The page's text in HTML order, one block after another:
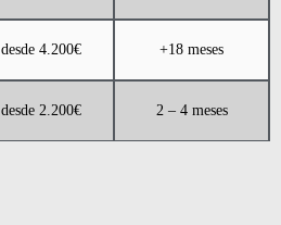
desde 4.200€ +18 meses
desde 2.200€ 2 – 4 meses